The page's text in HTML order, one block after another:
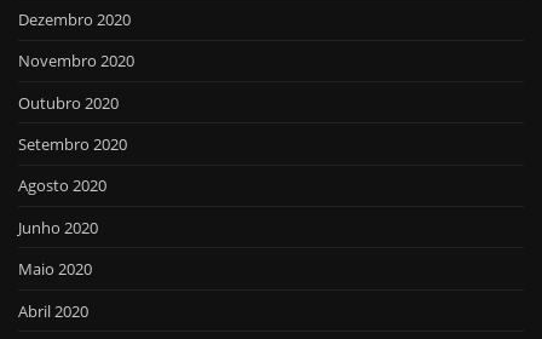
Dezembro 2020
Novembro 2020
Outubro 2020
Setembro 2020
Agosto 2020
Junho 2020
Maio 2020
Abril 2020